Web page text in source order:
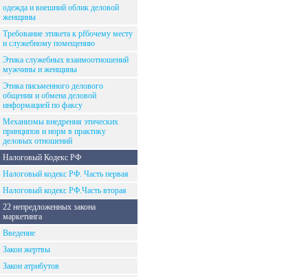
одежда и внешний облик деловой
женщины
Требование этикета к рfбочему месту
и служебному помещению
Этика служебных взаимоотношений
мужчины и женщины
Этика письменного делового
общения и обмена деловой
информацией по факсу
Механизмы внедрения этических
принципов и норм в практику
деловых отношений
Налоговый Кодекс РФ
Налоговый кодекс РФ. Часть первая
Налоговый кодекс РФ.Часть вторая
22 непредложенных закона
маркетинга
Введение
Закон жертвы
Закон атрибутов